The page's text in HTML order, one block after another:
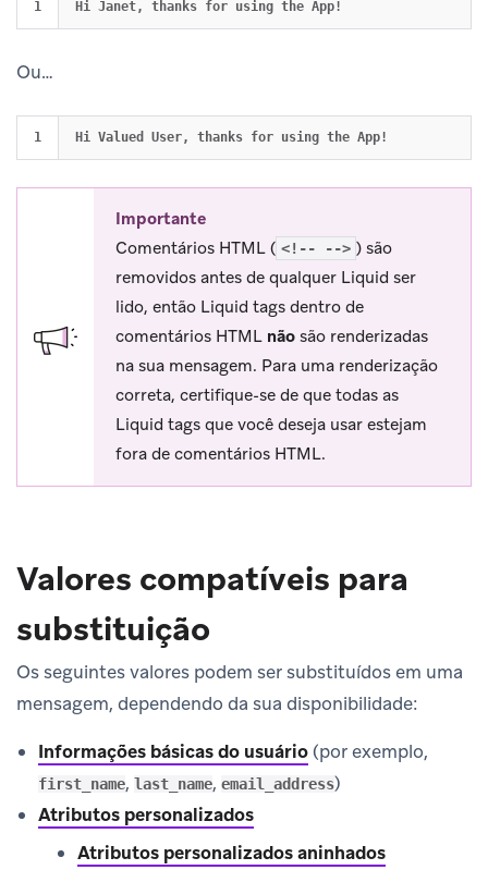
Ou…
Importante
Comentários HTML ( <!-- --> ) são
removidos antes de qualquer Liquid ser
lido, então Liquid tags dentro de
comentários HTML não são renderizadas
na sua mensagem. Para uma renderização
correta, certifique-se de que todas as
Liquid tags que você deseja usar estejam
fora de comentários HTML.
Valores compatíveis para
substituição
Os seguintes valores podem ser substituídos em uma
mensagem, dependendo da sua disponibilidade:
Informações básicas do usuário(por exemplo,
first_name, last_name, email_address)
Atributos personalizados
Atributos personalizados aninhados